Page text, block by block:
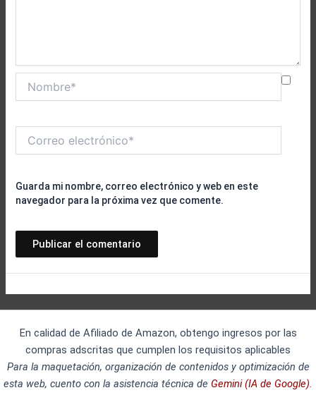
electrónico*
Guarda mi nombre, correo electrónico y web en este
navegador para la próxima vez que comente.
En calidad de Afiliado de Amazon, obtengo ingresos por las
compras adscritas que cumplen los requisitos aplicables
Para la maquetación, organización de contenidos y optimización de
esta web, cuento con la asistencia técnica de Gemini (IA de Google).